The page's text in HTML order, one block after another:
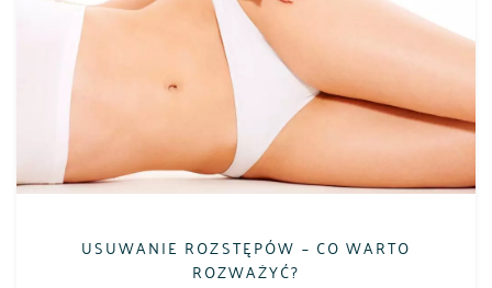
USUWANIE ROZSTĘPÓW – CO WARTO
ROZWAŻYĆ?